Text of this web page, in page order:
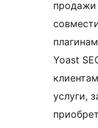
продажи
Yoast
услуги,